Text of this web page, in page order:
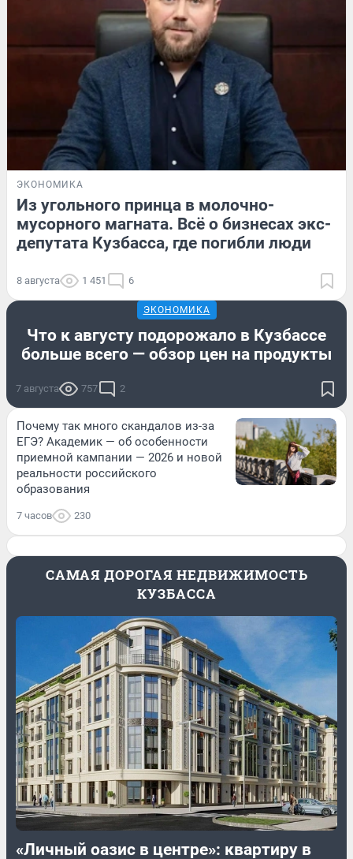
ЭКОНОМИКА
Из угольного принца в молочно-
мусорного магната. Всё о бизнесах экс-
депутата Кузбасса, где погибли люди
8 августа 1 451 6
ЭКОНОМИКА
Что к августу подорожало в Кузбассе
больше всего — обзор цен на продукты
7 августа 757 2
Почему так много скандалов из-за
ЕГЭ? Академик — об особенности
приемной кампании — 2026 и новой
реальности российского
образования
7 часов 230
САМАЯ ДОРОГАЯ НЕДВИЖИМОСТЬ
КУЗБАССА
«Личный оазис в центре»: квартиру в